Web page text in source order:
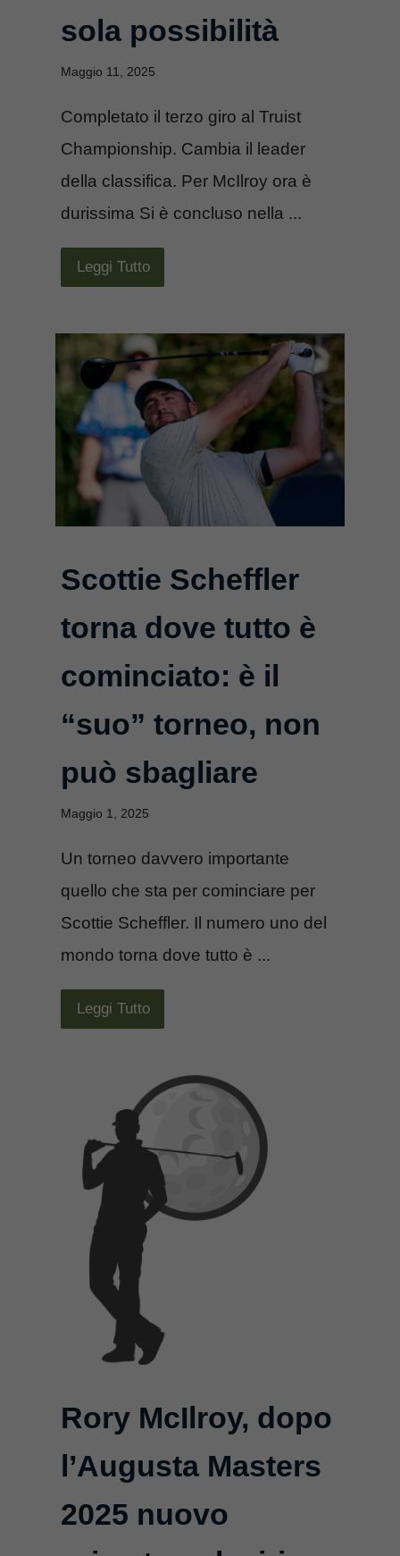
sola possibilità
Maggio 11, 2025
Completato il terzo giro al Truist
Championship. Cambia il leader
della classifica. Per McIlroy ora è
durissima Si è concluso nella ...
Leggi Tutto
Scottie Scheffler
torna dove tutto è
cominciato: è il
“suo” torneo, non
può sbagliare
Maggio 1, 2025
Un torneo davvero importante
quello che sta per cominciare per
Scottie Scheffler. Il numero uno del
mondo torna dove tutto è ...
Leggi Tutto
Rory McIlroy, dopo
l’Augusta Masters
2025 nuovo